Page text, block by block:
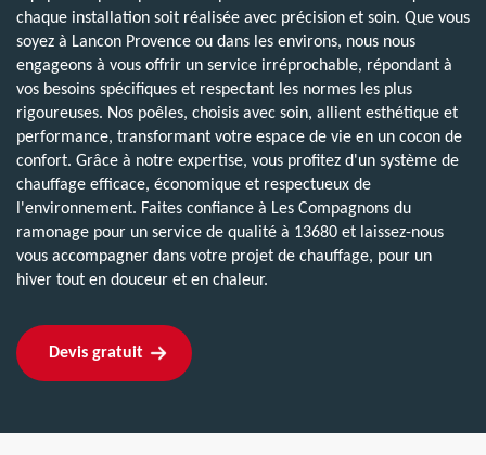
chaque installation soit réalisée avec précision et soin. Que vous
soyez à Lancon Provence ou dans les environs, nous nous
engageons à vous offrir un service irréprochable, répondant à
vos besoins spécifiques et respectant les normes les plus
rigoureuses. Nos poêles, choisis avec soin, allient esthétique et
performance, transformant votre espace de vie en un cocon de
confort. Grâce à notre expertise, vous profitez d'un système de
chauffage efficace, économique et respectueux de
l'environnement. Faites confiance à Les Compagnons du
ramonage pour un service de qualité à 13680 et laissez-nous
vous accompagner dans votre projet de chauffage, pour un
hiver tout en douceur et en chaleur.
Devis gratuit